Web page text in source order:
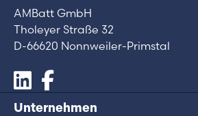
AMBatt GmbH
Tholeyer Straße 32
D-66620 Nonnweiler-Primstal
Unternehmen